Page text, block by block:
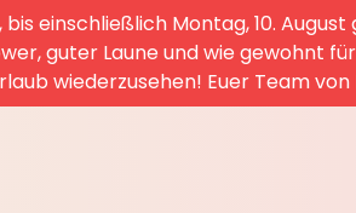
einschließlich Montag, 10.
guter Laune und wie
wiederzusehen! Euer Team